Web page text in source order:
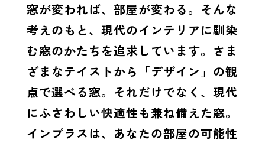
窓が変われば、部屋が変わる。そんな
考えのもと、現代のインテリアに馴染
む窓のかたちを追求しています。さま
ざまなテイストから「デザイン」の観
点で選べる窓。それだけでなく、現代
にふさわしい快適性も兼ね備えた窓。
インプラスは、あなたの部屋の可能性